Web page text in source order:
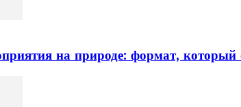
на природе: формат, который